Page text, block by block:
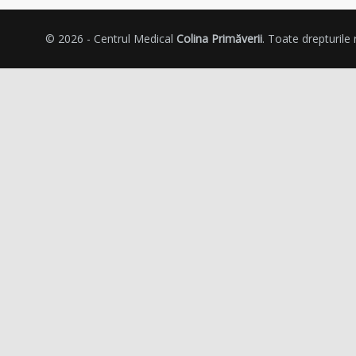
© 2026 - Centrul Medical Colina Primăverii. Toate drepturile